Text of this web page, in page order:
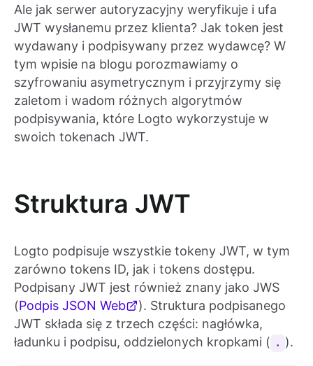
Ale jak serwer autoryzacyjny weryfikuje i ufa
JWT wysłanemu przez klienta? Jak token jest
wydawany i podpisywany przez wydawcę? W
tym wpisie na blogu porozmawiamy o
szyfrowaniu asymetrycznym i przyjrzymy się
zaletom i wadom różnych algorytmów
podpisywania, które Logto wykorzystuje w
swoich tokenach JWT.
Struktura JWT
Logto podpisuje wszystkie tokeny JWT, w tym
zarówno tokens ID, jak i tokens dostępu.
Podpisany JWT jest również znany jako JWS
(Podpis JSON Web
). Struktura podpisanego
JWT składa się z trzech części: nagłówka,
ładunku i podpisu, oddzielonych kropkami ( . ).